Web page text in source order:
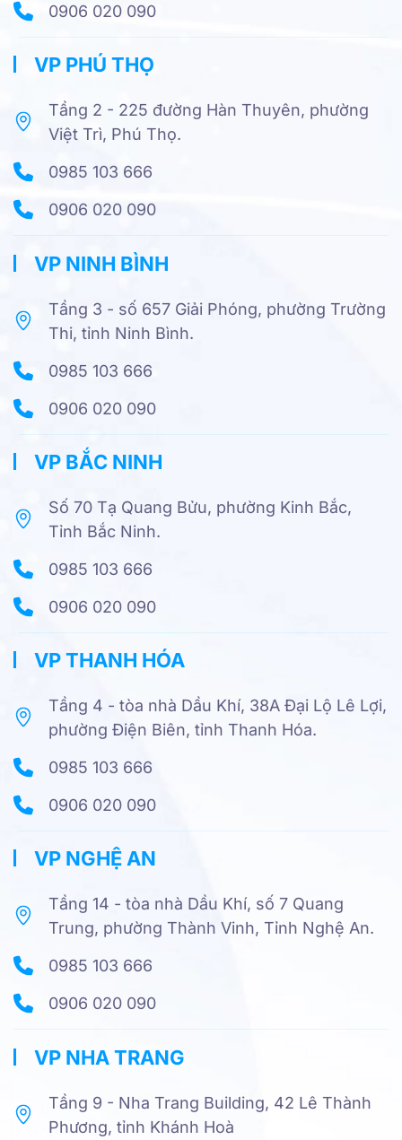
0906 020 090
VP PHÚ THỌ
Tầng 2 - 225 đường Hàn Thuyên, phường
Việt Trì, Phú Thọ.
0985 103 666
0906 020 090
VP NINH BÌNH
Tầng 3 - số 657 Giải Phóng, phường Trường
Thi, tỉnh Ninh Bình.
0985 103 666
0906 020 090
VP BẮC NINH
Số 70 Tạ Quang Bửu, phường Kinh Bắc,
Tỉnh Bắc Ninh.
0985 103 666
0906 020 090
VP THANH HÓA
Tầng 4 - tòa nhà Dầu Khí, 38A Đại Lộ Lê Lợi,
phường Điện Biên, tỉnh Thanh Hóa.
0985 103 666
0906 020 090
VP NGHỆ AN
Tầng 14 - tòa nhà Dầu Khí, số 7 Quang
Trung, phường Thành Vinh, Tỉnh Nghệ An.
0985 103 666
0906 020 090
VP NHA TRANG
Tầng 9 - Nha Trang Building, 42 Lê Thành
Phương, tỉnh Khánh Hoà